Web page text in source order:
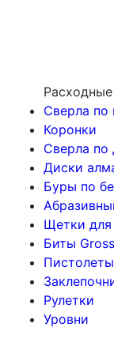
Сверла по
Коронки
Сверла по
Диски
Буры по
Щетки
Биты Gross
Рулетки
Уровни